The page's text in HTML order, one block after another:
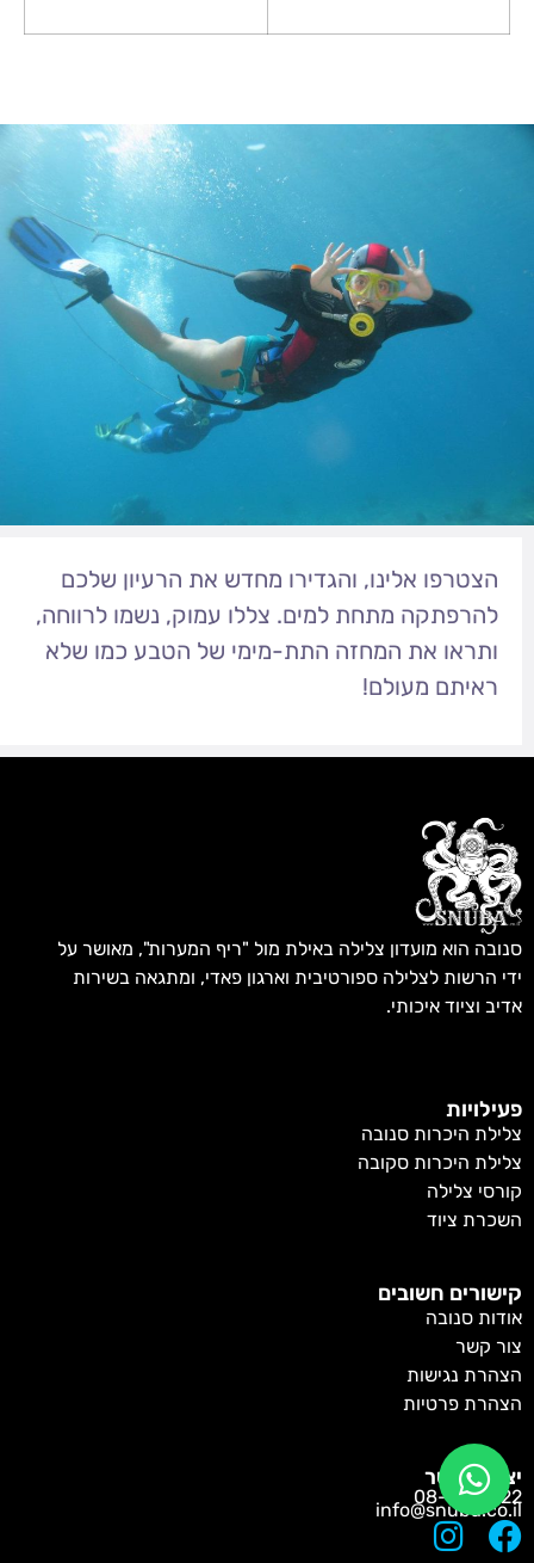
הצטרפו אלינו, והגדירו מחדש את הרעיון שלכם
להרפתקה מתחת למים. צללו עמוק, נשמו לרווחה,
ותראו את המחזה התת-מימי של הטבע כמו שלא
ראיתם מעולם!
סנובה הוא מועדון צלילה באילת מול "ריף המערות", מאושר על
ידי הרשות לצלילה ספורטיבית וארגון פאדי, ומתגאה בשירות
אדיב וציוד איכותי.
פעילויות
צלילת היכרות סנובה
צלילת היכרות סקובה
קורסי צלילה
השכרת ציוד
קישורים חשובים
אודות סנובה
צור קשר
הצהרת נגישות
הצהרת פרטיות
יצירת קשר
08-6372722
info@snuba.co.il